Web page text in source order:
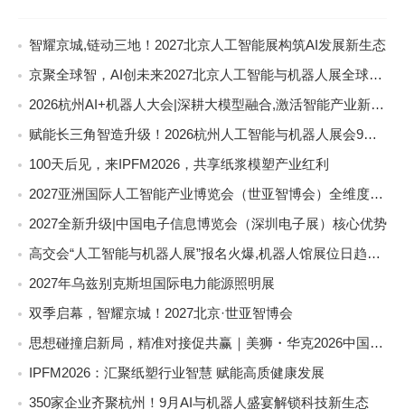
智耀京城,链动三地！2027北京人工智能展构筑AI发展新生态
京聚全球智，AI创未来2027北京人工智能与机器人展全球启动
2026杭州AI+机器人大会|深耕大模型融合,激活智能产业新动能
赋能长三角智造升级！2026杭州人工智能与机器人展会9月启幕
100天后见，来IPFM2026，共享纸浆模塑产业红利
2027亚洲国际人工智能产业博览会（世亚智博会）全维度介绍
2027全新升级|中国电子信息博览会（深圳电子展）核心优势
高交会“人工智能与机器人展”报名火爆,机器人馆展位日趋稀缺
2027年乌兹别克斯坦国际电力能源照明展
双季启幕，智耀京城！2027北京·世亚智博会
思想碰撞启新局，精准对接促共赢｜美狮・华克2026中国餐饮包装创新发展大会圆满收官
IPFM2026：汇聚纸塑行业智慧 赋能高质健康发展
350家企业齐聚杭州！9月AI与机器人盛宴解锁科技新生态